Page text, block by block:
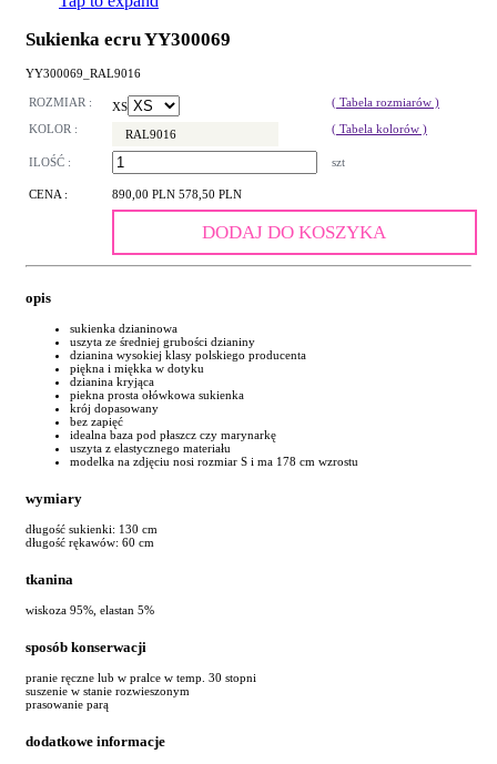
Sukienka ecru YY300069
YY300069_RAL9016
ROZMIAR : XS
( Tabela rozmiarów )
KOLOR :
RAL9016 ( Tabela kolorów )
ILOŚĆ : szt
CENA : 890,00 PLN 578,50 PLN
DODAJ DO KOSZYKA
opis
sukienka dzianinowa
uszyta ze średniej grubości dzianiny
dzianina wysokiej klasy polskiego producenta
piękna i miękka w dotyku
dzianina kryjąca
piekna prosta ołówkowa sukienka
krój dopasowany
bez zapięć
idealna baza pod płaszcz czy marynarkę
uszyta z elastycznego materiału
modelka na zdjęciu nosi rozmiar S i ma 178 cm wzrostu
wymiary
długość sukienki: 130 cm
długość rękawów: 60 cm
tkanina
wiskoza 95%, elastan 5%
sposób konserwacji
pranie ręczne lub w pralce w temp. 30 stopni
suszenie w stanie rozwieszonym
prasowanie parą
dodatkowe informacje